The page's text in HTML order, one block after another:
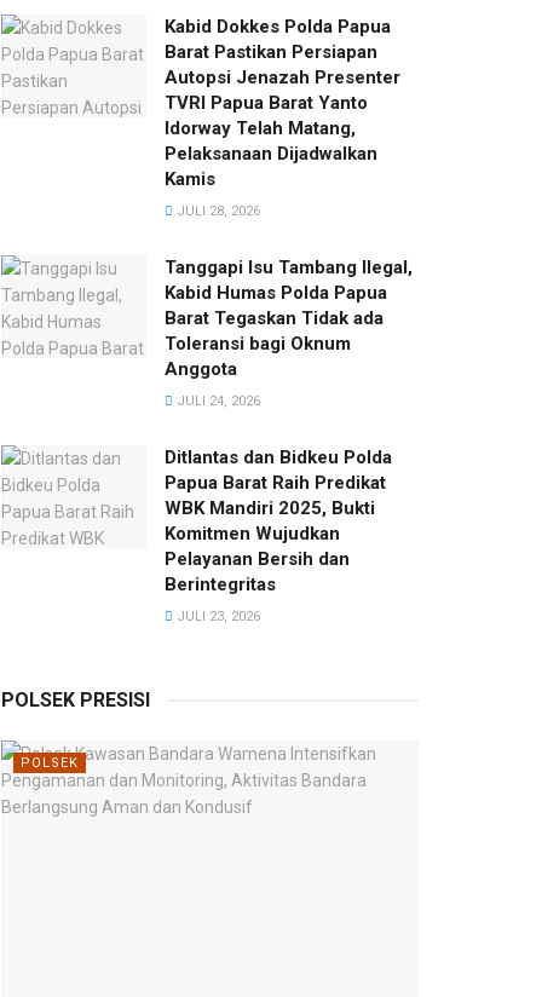
Kabid Dokkes Polda Papua
Barat Pastikan Persiapan
Autopsi Jenazah Presenter
TVRI Papua Barat Yanto
Idorway Telah Matang,
Pelaksanaan Dijadwalkan
Kamis
JULI 28, 2026
Tanggapi Isu Tambang Ilegal,
Kabid Humas Polda Papua
Barat Tegaskan Tidak ada
Toleransi bagi Oknum
Anggota
JULI 24, 2026
Ditlantas dan Bidkeu Polda
Papua Barat Raih Predikat
WBK Mandiri 2025, Bukti
Komitmen Wujudkan
Pelayanan Bersih dan
Berintegritas
JULI 23, 2026
POLSEK PRESISI
POLSEK